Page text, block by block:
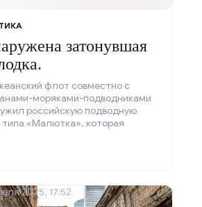
затонувшая
флот совместно с
моряками-подводниками
российскую подводную
типа «Малютка», которая
2025, 17:52